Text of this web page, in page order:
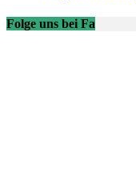
Folge uns bei Fa